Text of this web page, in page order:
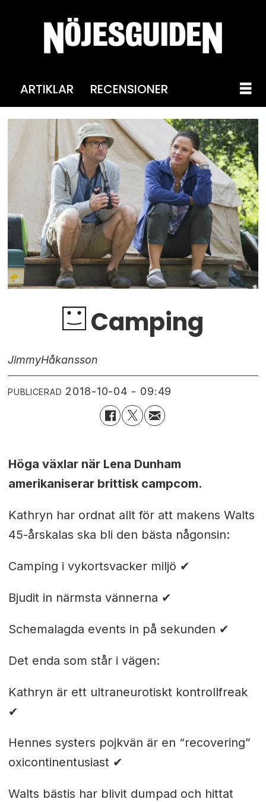
ARTIKLAR RECENSIONER
Camping
JimmyHåkansson
PUBLICERAD 2018-10-04 - 09:49
Höga växlar när Lena Dunham
amerikaniserar brittisk campcom.
Kathryn har ordnat allt för att makens Walts
45-årskalas ska bli den bästa någonsin:
Camping i vykortsvacker miljö ✔
Bjudit in närmsta vännerna ✔
Schemalagda events in på sekunden ✔
Det enda som står i vägen:
Kathryn är ett ultraneurotiskt kontrollfreak
✔
Hennes systers pojkvän är en “recovering”
oxicontinentusiast ✔
Walts bästis har blivit dumpad och hittat